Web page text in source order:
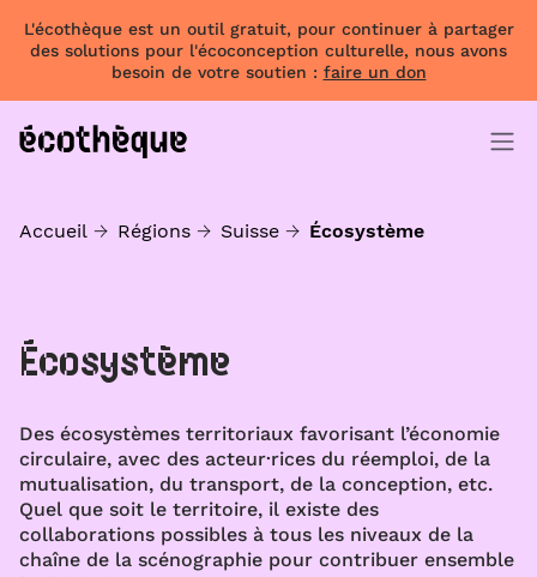
L'écothèque est un outil gratuit, pour continuer à partager
des solutions pour l'écoconception culturelle, nous avons
besoin de votre soutien : faire un don
Accueil Régions Suisse Écosystème
Écosystème
Des écosystèmes territoriaux favorisant l’économie
circulaire, avec des acteur·rices du réemploi, de la
mutualisation, du transport, de la conception, etc.
Quel que soit le territoire, il existe des
collaborations possibles à tous les niveaux de la
chaîne de la scénographie pour contribuer ensemble